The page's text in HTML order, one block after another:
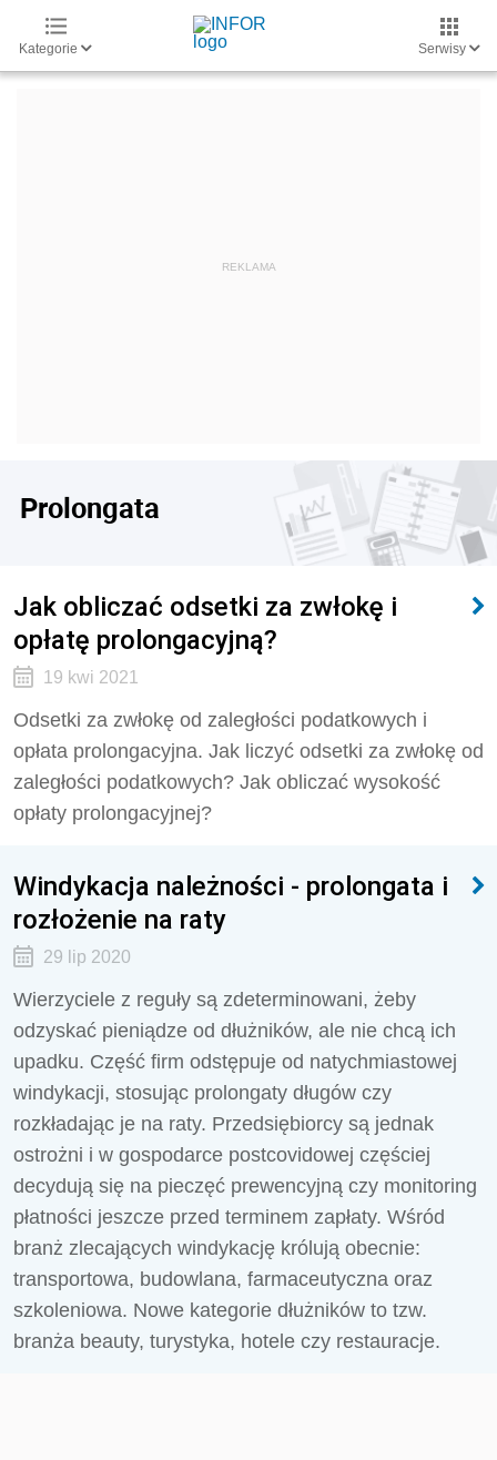
Kategorie Serwisy
Prolongata
Jak obliczać odsetki za zwłokę i
opłatę prolongacyjną?
19 kwi 2021
Odsetki za zwłokę od zaległości podatkowych i
opłata prolongacyjna. Jak liczyć odsetki za zwłokę od
zaległości podatkowych? Jak obliczać wysokość
opłaty prolongacyjnej?
Windykacja należności - prolongata i
rozłożenie na raty
29 lip 2020
Wierzyciele z reguły są zdeterminowani, żeby
odzyskać pieniądze od dłużników, ale nie chcą ich
upadku. Część firm odstępuje od natychmiastowej
windykacji, stosując prolongaty długów czy
rozkładając je na raty. Przedsiębiorcy są jednak
ostrożni i w gospodarce postcovidowej częściej
decydują się na pieczęć prewencyjną czy monitoring
płatności jeszcze przed terminem zapłaty. Wśród
branż zlecających windykację królują obecnie:
transportowa, budowlana, farmaceutyczna oraz
szkoleniowa. Nowe kategorie dłużników to tzw.
branża beauty, turystyka, hotele czy restauracje.